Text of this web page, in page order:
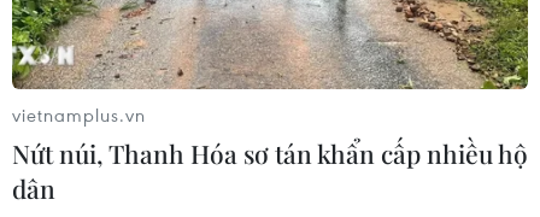
qua
06/08/2026 22:56
Nước thải từ máy bay có thể giúp
phát hiện sớm nguy cơ đại dịch
06/08/2026 22:30
vietnamplus.vn
Nứt núi, Thanh Hóa sơ tán khẩn cấp nhiều hộ
dân